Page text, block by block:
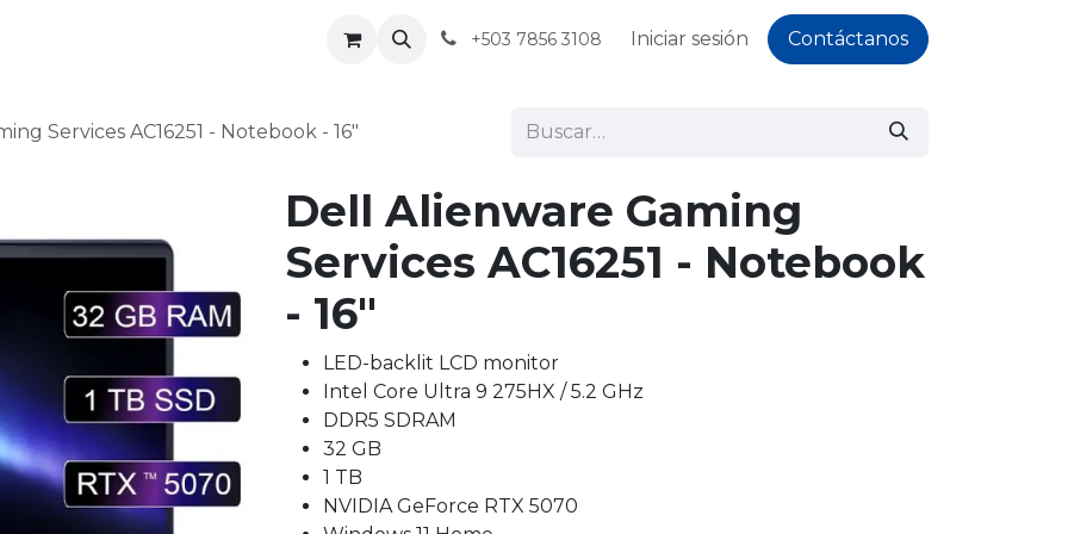
+503 7856 3108 Iniciar sesión Contáctanos
Services AC16251 - Notebook - 16"
Dell Alienware Gaming
Services AC16251 - Notebook
- 16"
LED-backlit LCD monitor
Intel Core Ultra 9 275HX / 5.2 GHz
DDR5 SDRAM
32 GB
1 TB
NVIDIA GeForce RTX 5070